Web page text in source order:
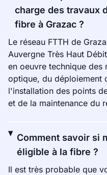
charge des travaux
fibre à Grazac ?
Le réseau FTTH de
Auvergne Très Haut
en oeuvre technique des
optique, du déploiement
l'installation des points
et de la maintenance du
Comment savoir si
éligible à la fibre ?
Il est très probable que